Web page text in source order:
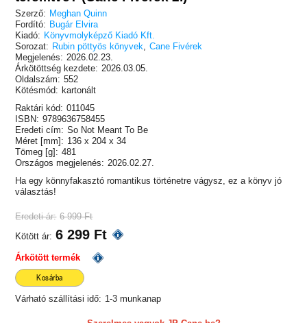
Szerző: Meghan Quinn
Fordító: Bugár Elvira
Kiadó: Könyvmolyképző Kiadó Kft.
Sorozat: Rubin pöttyös könyvek
Cane Fivérek
Megjelenés: 2026.02.23.
Árkötöttség kezdete: 2026.03.05.
Oldalszám: 552
Kötésmód: kartonált
Raktári kód: 011045
ISBN: 9789636758455
Eredeti cím: So Not Meant To Be
Méret [mm]: 136 x 204 x 34
Tömeg [g]: 481
Országos megjelenés: 2026.02.27.
Ha egy könnyfakasztó romantikus történetre vágysz, ez a könyv jó
választás!
Eredeti ár: 6 999 Ft
Kötött ár: 6 299 Ft
Árkötött termék
Kosárba
Várható szállítási idő: 1-3 munkanap